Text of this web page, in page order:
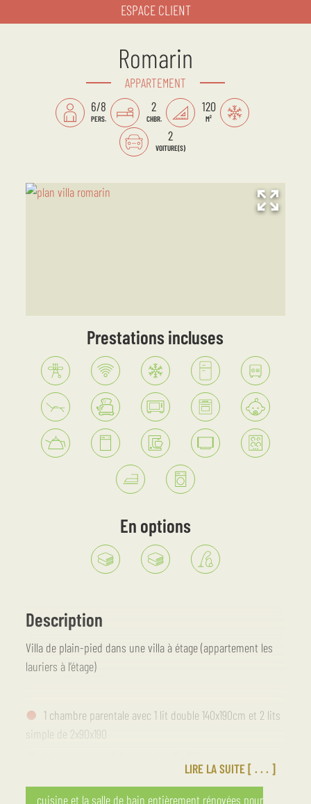
ESPACE CLIENT
Romarin
APPARTEMENT
6/8
PERS.
2
CHBR.
120
M²
2
VOITURE(S)
Prestations incluses
En options
Description
Villa de plain-pied dans une villa à étage (appartement les
lauriers à l’étage)
1 chambre parentale avec 1 lit double 140x190cm et 2 lits
simple de 2x90x190
1 cuisine équipée avec 1 réfrigérateur-congélateur, 1 four
micro-onde grill, 1 four, 1 plaque de cuisson 4 feux avec hotte
LIRE LA SUITE
cuisine et la salle de bain entièrement rénovées pour